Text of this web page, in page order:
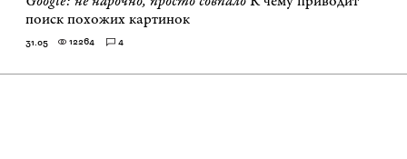
поиск похожих картинок
31.05 12264 4